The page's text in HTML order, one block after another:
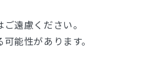
遠慮ください。
能性があります。